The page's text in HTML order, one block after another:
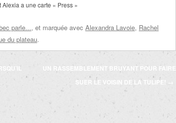
a une carte « Press »
parle..., et marquée avec Alexandra Lavoie, Rachel
du plateau.
UN RASSEMBLEMENT BRUYANT POUR FAIRE
SUER LE VOISIN DE LA TULIPE! →